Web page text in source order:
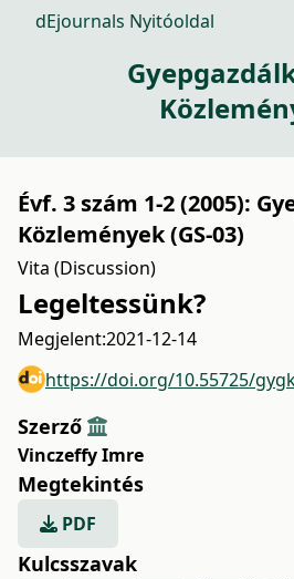
dEjournals Nyitóoldal
Évf. 3 szám 1-2 (2005):
Közlemények (GS-03)
Vita (Discussion)
Legeltessünk?
Megjelent:2021-12-14
https://doi.org/10.55725/
Szerző
Vinczeffy Imre
Megtekintés
PDF
Kulcsszavak